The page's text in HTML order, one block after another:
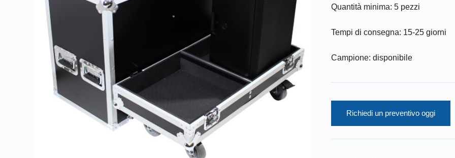
Quantità minima: 5 pezzi
Tempi di consegna: 15-25 giorni
Campione: disponibile
Richiedi un preventivo oggi